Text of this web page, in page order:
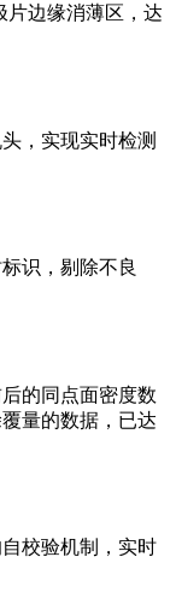
片边缘消薄区，达
，实现实时检测
识，剔除不良
的同点面密度数
量的数据，已达
校验机制，实时